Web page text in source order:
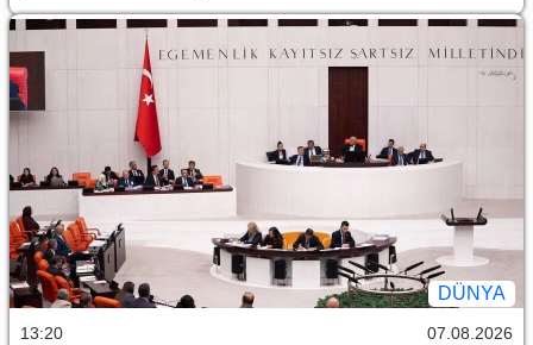
DÜNYA
13:20 07.08.2026